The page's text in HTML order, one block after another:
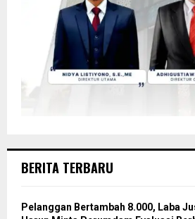
BERITA TERBARU
Pelanggan Bertambah 8.000, Laba